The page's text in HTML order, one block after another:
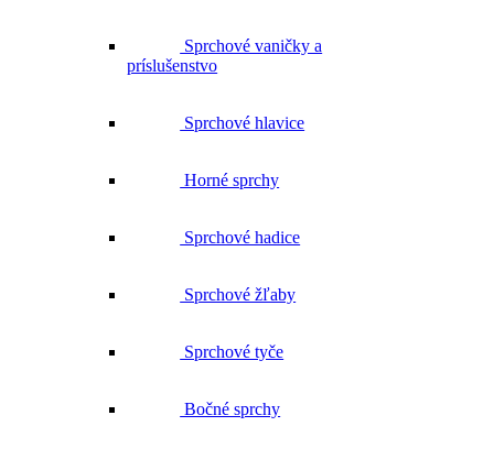
Sprchové vaničky a
príslušenstvo
Sprchové hlavice
Horné sprchy
Sprchové hadice
Sprchové žľaby
Sprchové tyče
Bočné sprchy